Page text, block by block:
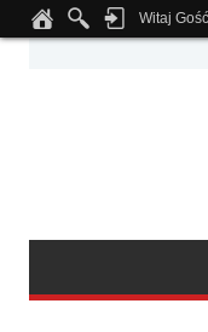
Notice: Undefined index:
Witaj Gość